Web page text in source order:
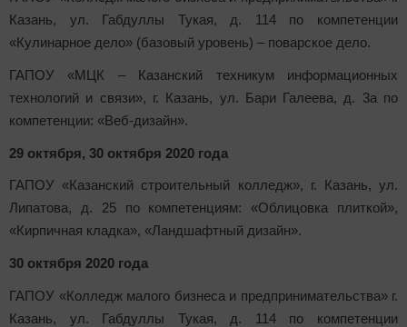
Казань, ул. Габдуллы Тукая, д. 114 по компетенции
«Кулинарное дело» (базовый уровень) – поварское дело.
ГАПОУ «МЦК – Казанский техникум информационных
технологий и связи», г. Казань, ул. Бари Галеева, д. 3а по
компетенции: «Веб-дизайн».
29 октября, 30 октября 2020 года
ГАПОУ «Казанский строительный колледж», г. Казань, ул.
Липатова, д. 25 по компетенциям: «Облицовка плиткой»,
«Кирпичная кладка», «Ландшафтный дизайн».
30 октября 2020 года
ГАПОУ «Колледж малого бизнеса и предпринимательства» г.
Казань, ул. Габдуллы Тукая, д. 114 по компетенции